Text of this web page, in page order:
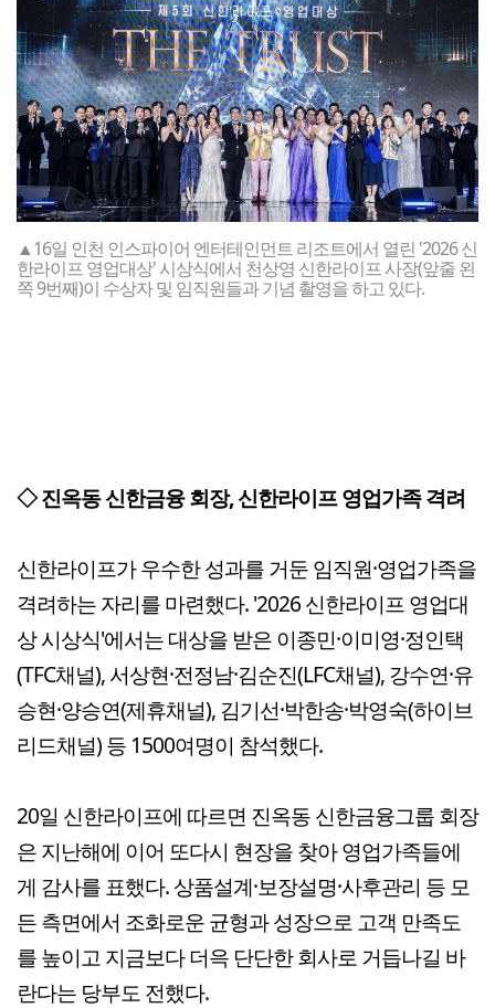
▲16일 인천 인스파이어 엔터테인먼트 리조트에서 열린 '2026 신
한라이프 영업대상' 시상식에서 천상영 신한라이프 사장(앞줄 왼
쪽 9번째)이 수상자 및 임직원들과 기념 촬영을 하고 있다.
◇ 진옥동 신한금융 회장, 신한라이프 영업가족 격려
신한라이프가 우수한 성과를 거둔 임직원·영업가족을
격려하는 자리를 마련했다. '2026 신한라이프 영업대
상 시상식'에서는 대상을 받은 이종민·이미영·정인택
(TFC채널), 서상현·전정남·김순진(LFC채널), 강수연·유
승현·양승연(제휴채널), 김기선·박한송·박영숙(하이브
리드채널) 등 1500여명이 참석했다.
20일 신한라이프에 따르면 진옥동 신한금융그룹 회장
은 지난해에 이어 또다시 현장을 찾아 영업가족들에
게 감사를 표했다. 상품설계·보장설명·사후관리 등 모
든 측면에서 조화로운 균형과 성장으로 고객 만족도
를 높이고 지금보다 더윽 단단한 회사로 거듭나길 바
란다는 당부도 전했다.